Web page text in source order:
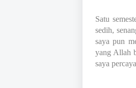
Satu
sedih,
saya pun
yang Allah
saya